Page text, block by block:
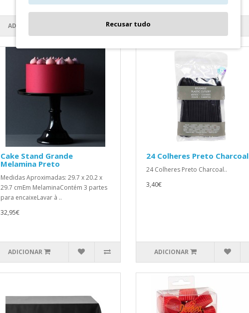
ADICIONAR
Cake Stand Grande
Melamina Preto
Medidas Aproximadas: 29.7 x 20.2 x
29.7 cmEm MelaminaContém 3 partes
para encaixeLavar à ..
32,95€
ADICIONAR
24 Colheres Preto Charcoal
24 Colheres Preto Charcoal..
3,40€
ADICIONAR
Recusar tudo